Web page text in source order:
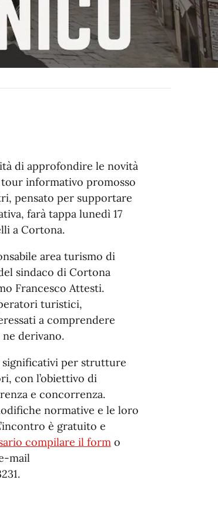
di approfondire le novità
informativo promosso
pensato per supportare
farà tappa lunedì 17
a Cortona.
area turismo di
sindaco di Cortona
Francesco Attesti.
turistici,
a comprendere
derivano.
per strutture
con l’obiettivo di
e concorrenza.
normative e le loro
è gratuito e
compilare il formo
mail